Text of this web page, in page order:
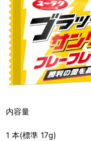
内容量
1 本(標準 17g)